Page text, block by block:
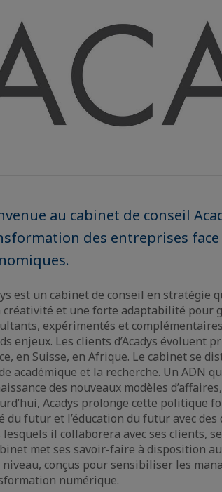
au cabinet de conseil
des entreprises
est un cabinet de conseil en stratégie
créativité et une forte adaptabilité pour
expérimentés et
enjeux. Les clients d’Acadys évoluent
en Suisse, en Afrique. Le cabinet se
académique et la recherche. Un ADN
des nouveaux modèles
Acadys prolonge cette politique
du futur et l’éducation du futur avec
lesquels il collaborera avec ses clients,
met ses savoir-faire à disposition
conçus pour sensibiliser les
numérique.